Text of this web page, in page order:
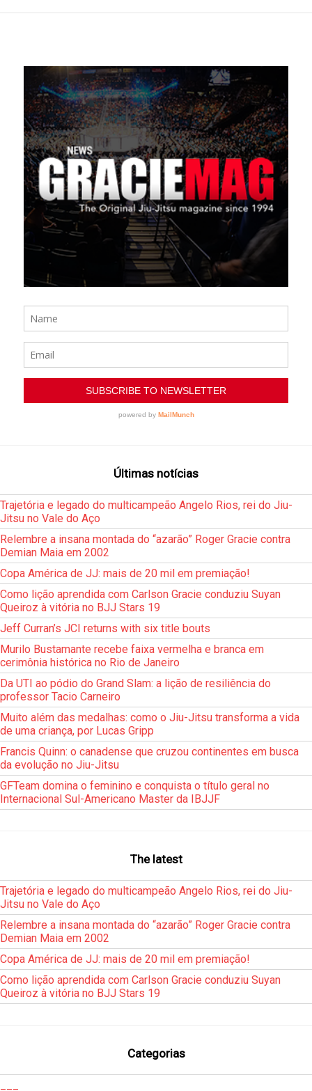
Últimas notícias
Trajetória e legado do multicampeão Angelo Rios, rei do Jiu-
Jitsu no Vale do Aço
Relembre a insana montada do “azarão” Roger Gracie contra
Demian Maia em 2002
Copa América de JJ: mais de 20 mil em premiação!
Como lição aprendida com Carlson Gracie conduziu Suyan
Queiroz à vitória no BJJ Stars 19
Jeff Curran’s JCI returns with six title bouts
Murilo Bustamante recebe faixa vermelha e branca em
cerimônia histórica no Rio de Janeiro
Da UTI ao pódio do Grand Slam: a lição de resiliência do
professor Tacio Carneiro
Muito além das medalhas: como o Jiu-Jitsu transforma a vida
de uma criança, por Lucas Gripp
Francis Quinn: o canadense que cruzou continentes em busca
da evolução no Jiu-Jitsu
GFTeam domina o feminino e conquista o título geral no
Internacional Sul-Americano Master da IBJJF
The latest
Trajetória e legado do multicampeão Angelo Rios, rei do Jiu-
Jitsu no Vale do Aço
Relembre a insana montada do “azarão” Roger Gracie contra
Demian Maia em 2002
Copa América de JJ: mais de 20 mil em premiação!
Como lição aprendida com Carlson Gracie conduziu Suyan
Queiroz à vitória no BJJ Stars 19
Categorias